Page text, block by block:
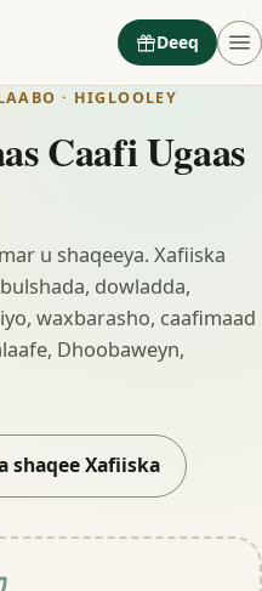
Deeq
· HIGLOOLEY
Caafi Ugaas
u shaqeeya. Xafiiska
dowladda,
waxbarasho, caafimaad
Dhoobaweyn,
shaqee Xafiiska